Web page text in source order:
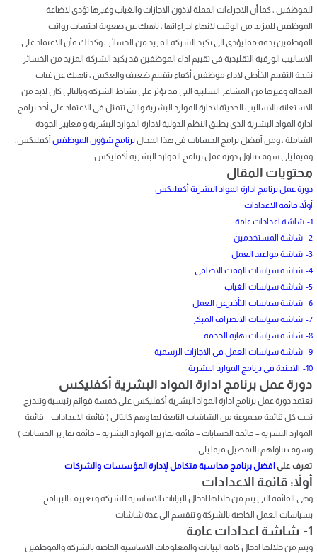
للموظفين ، كما أن الاجراءات المملة لاذون الاجازات والغياب وغيرها تؤدى لاضاعة
الموظفين للمزيد من الوقت لانهاء اجراءاتها ، ناهيك عن صعوبة احتساب رواتب
الموظفين بدقة مما يؤدى الى تكبد الشركة المزيد من الخسائر ، وكذلك فأن الاعتماد على
الاساليب الورقية التقليدية فى تقييم اداء الموظفين قد يكبد الشركة المزيد من الخسائر
نتيجة التقييم الخأطى لاداء موظفين أكفاء بتقييم ضعيف والعكس ، ناهيك عن غياب
العدالة وغيرها من المشاعر السلبية التى قد تؤثر على نشاط الشركة وبالتالى كان لابد من
الاستعانة بالاساليب الحديثة لادارة الموارد البشرية والتى تتمثل فى الاعتماد على أحد برامج
ادارة المواد البشرية الذى يطبق النظم الدولية لادارة الموارد البشرية و معايير الجودة
الشاملة ، ومن أفضل برامج الحسابات فى هذا المجالبرنامج شؤون الموظفين أكفليكس،
وفيما يلى سوف نتاول دورة عمل برنامج الموارد البشرية أكفليكس
محتويات المقال
دورة عمل برنامج ادارة المواد البشرية أكفليكس
أولاً: قائمة الاعدادات
1- شاشة اعدادات عامة
2- شاشة المستخدمين
3- شاشة مواعيد العمل
4- شاشة سياسات الوقت الاضافى
5- شاشة سياسات الغياب
6- شاشة سياسات التأخيرعن العمل
7- شاشة سياسات الانصراف المبكر
8- شاشة سياسات نهاية الخدمة
9- شاشة سياسات العمل فى الاجازات الرسمية
10- الاجندة فى برنامج الموارد البشرية
دورة عمل برنامج ادارة المواد البشرية أكفليكس
تعتمد دورة عمل برنامج ادارة المواد البشرية أكفليكس على خمسة قوائم رئيسية وتندرج
تحت كل قائمة مجموعة من الشاشات التابعة لها وهم كالتالى ( قائمة الاعدادات – قائمة
الموارد البشرية – قائمة الحسابات – قائمة تقارير الموارد البشرية – قائمة تقارير الحسابات )
وسوف تناولهم بالتفصيل فيما يلى
تعرف على افضل برنامج محاسبة متكامل لإدارة المؤسسات والشركات
أولاً: قائمة الاعدادات
وهى القائمة التى يتم من خلالها ادخال البيانات الاساسية للشركة و تعريف البرنامج
بسياسات العمل الخاصة بالشركة و تنقسم الى عدة شاشات
1- شاشة اعدادات عامة
ويتم من خلالها ادخال كافة البيانات والمعلومات الاساسية الخاصة بالشركة والموظفين